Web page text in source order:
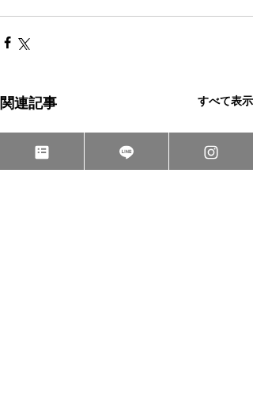
関連記事 すべて表示